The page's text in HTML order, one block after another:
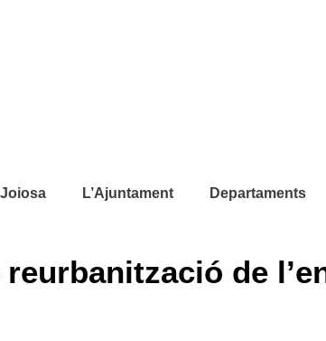
L’Ajuntament Departaments
de